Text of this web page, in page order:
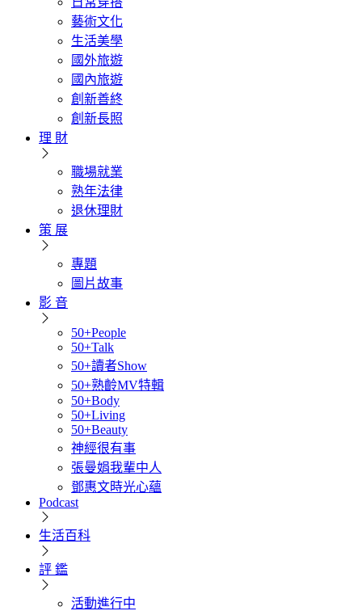
藝術文化
生活美學
國外旅遊
國內旅遊
創新善終
創新長照
理 財
職場就業
熟年法律
退休理財
策 展
專題
圖片故事
影 音
50+People
50+Talk
50+讀者Show
50+熟齡MV特輯
50+Body
50+Living
50+Beauty
神經很有事
張曼娟我輩中人
鄧惠文時光心蘊
Podcast
生活百科
評 鑑
活動進行中